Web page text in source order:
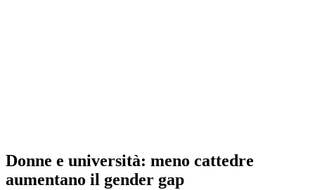
Donne e università: meno cattedre
aumentano il gender gap